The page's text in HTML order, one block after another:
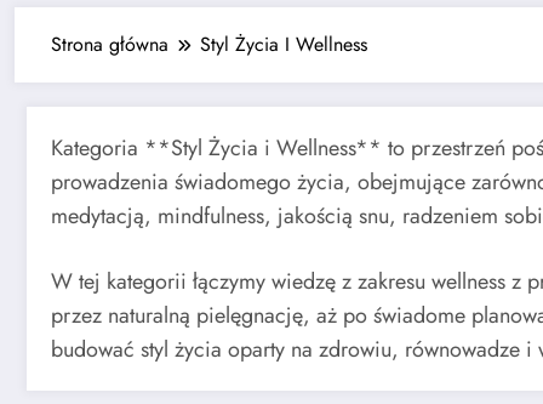
Strona główna Styl Życia I Wellness
Kategoria **Styl Życia i Wellness** to przestrzeń
prowadzenia świadomego życia, obejmujące
medytacją, mindfulness, jakością snu, radzeniem
W tej kategorii łączymy wiedzę z zakresu wellness
przez naturalną pielęgnację, aż po świadome
budować styl życia oparty na zdrowiu, równowadze i